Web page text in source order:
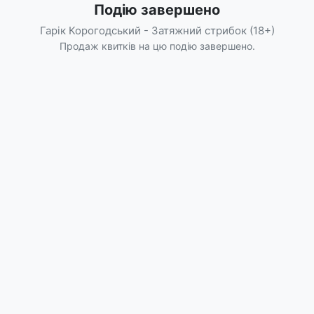
Подію завершено
Гарік Корогодський - Затяжний стрибок (18+)
Продаж квитків на цю подію завершено.